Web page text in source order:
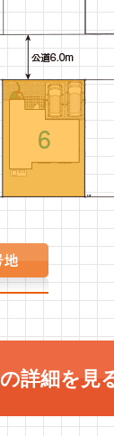
の詳細を見